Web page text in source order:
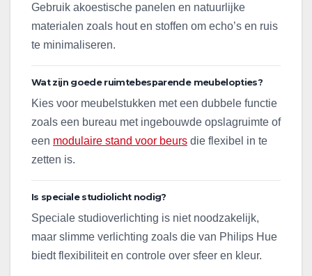
Gebruik akoestische panelen en natuurlijke
materialen zoals hout en stoffen om echo’s en ruis
te minimaliseren.
Wat zijn goede ruimtebesparende meubelopties?
Kies voor meubelstukken met een dubbele functie
zoals een bureau met ingebouwde opslagruimte of
een modulaire stand voor beurs die flexibel in te
zetten is.
Is speciale studiolicht nodig?
Speciale studioverlichting is niet noodzakelijk,
maar slimme verlichting zoals die van Philips Hue
biedt flexibiliteit en controle over sfeer en kleur.